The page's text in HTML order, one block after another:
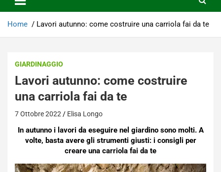
Home Lavori autunno: come costruire una carriola fai da te
GIARDINAGGIO
Lavori autunno: come costruire
una carriola fai da te
7 Ottobre 2022 Elisa Longo
In autunno i lavori da eseguire nel giardino sono molti. A
volte, basta avere gli strumenti giusti: i consigli per
creare una carriola fai da te